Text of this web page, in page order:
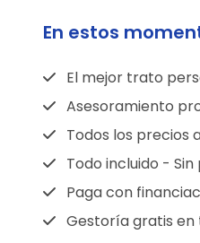
En estos
El mejor trato
Asesoramiento
Todos los precios
Todo incluido -
Paga con
Gestoría gratis en